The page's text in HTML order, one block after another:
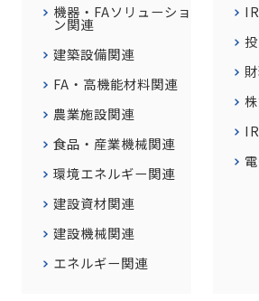
機器・FAソリューショ
ン関連
建築設備関連
FA・高機能材料関連
農業施設関連
食品・産業機械関連
環境エネルギー関連
建設資材関連
建設機械関連
エネルギー関連